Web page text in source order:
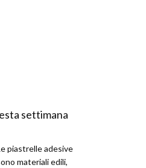
settimana
piastrelle adesive
materiali edili,